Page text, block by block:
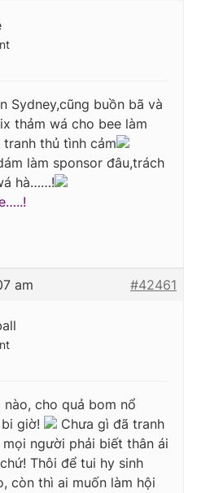
Sydney,cũng buồn bã và
thảm wá cho bee làm
thủ tình cảm
làm sponsor đâu,trách
hà……!
am #42461
cho quả bom nổ
giờ!
Chưa gì đã tranh
người phải biết thân ái
Thôi để tui hy sinh
còn thì ai muốn làm hội